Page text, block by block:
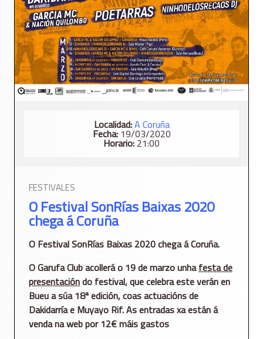
Localidad:A Coruña
Fecha:19/03/2020
Horario: 21:00
FESTIVALES
O Festival SonRías Baixas 2020
chega á Coruña
O Festival SonRías Baixas 2020 chega á Coruña.
O Garufa Club acollerá o 19 de marzo unhafesta de
presentacióndo festival, que celebra este verán en
Bueu a súa 18ª edición, coas actuacións de
Dakidarría e Muyayo Rif. As entradas xa están á
venda na web por 12€ máis gastos